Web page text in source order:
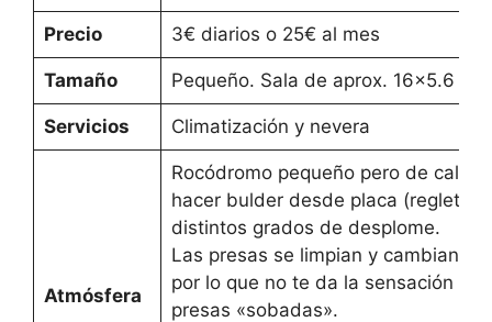
Precio 3€ diarios o 25€ al mes
Tamaño Pequeño. Sala de aprox. 16×5.6 m
Servicios Climatización y nevera
Atmósfera
Rocódromo pequeño pero de
hacer bulder desde placa (regleteo
distintos grados de desplome.
Las presas se limpian y cambian
por lo que no te da la sensación de
presas «sobadas».